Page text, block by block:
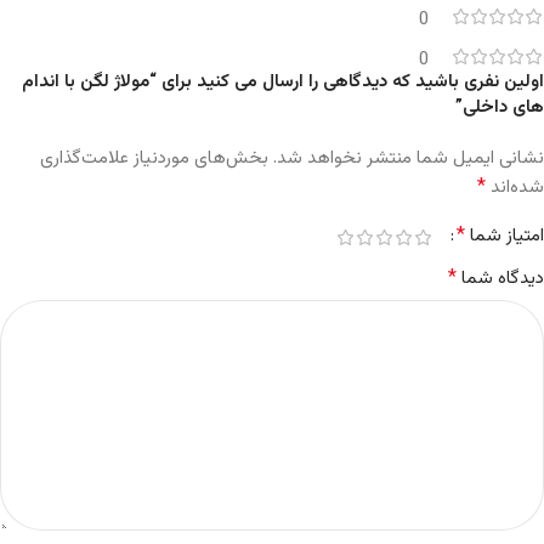
0
0
اولین نفری باشید که دیدگاهی را ارسال می کنید برای “مولاژ لگن با اندام
های داخلی”
نشانی ایمیل شما منتشر نخواهد شد. بخش‌های موردنیاز علامت‌گذاری
شده‌اند *
امتیاز شما*
دیدگاه شما*